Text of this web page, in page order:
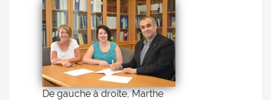
De gauche à droite, Marthe